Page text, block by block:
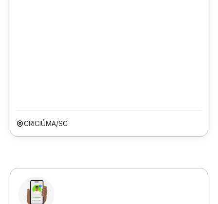
CRICIÚMA/SC